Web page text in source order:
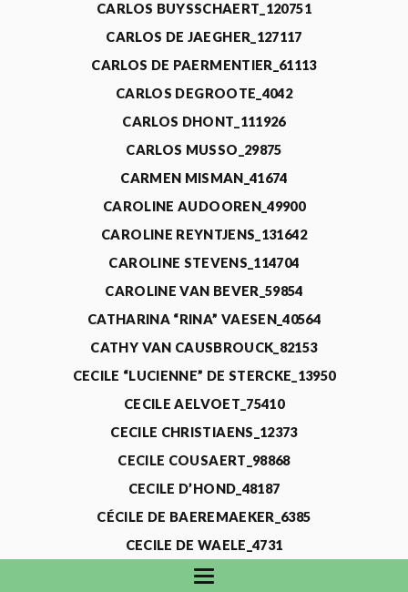
CARLOS BUYSSCHAERT_120751
CARLOS DE JAEGHER_127117
CARLOS DE PAERMENTIER_61113
CARLOS DEGROOTE_4042
CARLOS DHONT_111926
CARLOS MUSSO_29875
CARMEN MISMAN_41674
CAROLINE AUDOOREN_49900
CAROLINE REYNTJENS_131642
CAROLINE STEVENS_114704
CAROLINE VAN BEVER_59854
CATHARINA “RINA” VAESEN_40564
CATHY VAN CAUSBROUCK_82153
CECILE “LUCIENNE” DE STERCKE_13950
CECILE AELVOET_75410
CECILE CHRISTIAENS_12373
CECILE COUSAERT_98868
CECILE D’HOND_48187
CÉCILE DE BAEREMAEKER_6385
CECILE DE WAELE_4731
CECILE DEVOS_115318